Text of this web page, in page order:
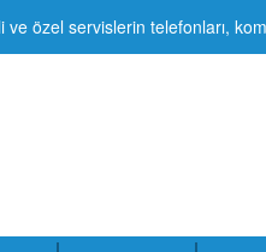
özel servislerin telefonları,